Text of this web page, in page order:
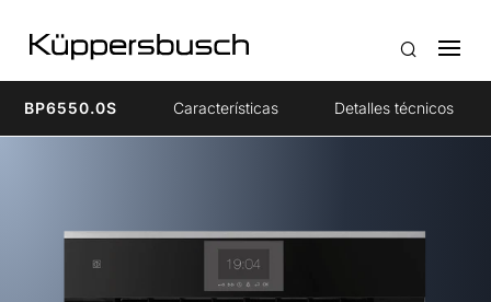
BP6550.0S Características Detalles técnicos